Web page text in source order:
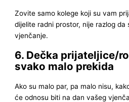
Zovite samo kolege koji su vam
dijelite radni prostor, nije razlog da
vjenčanje.
6. Dečka prijateljice/
svako malo prekida
Ako su malo par, pa malo nisu,
će odnosu biti na dan vašeg